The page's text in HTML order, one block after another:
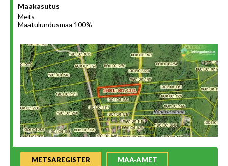
Maakasutus
Mets
Maatulundusmaa 100%
METSAREGISTER MAA-AMET